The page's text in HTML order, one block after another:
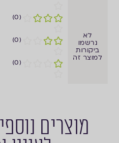
(0)
(0)
(0)
לא
נרשמו
ביקורות
למוצר זה
מוצרים